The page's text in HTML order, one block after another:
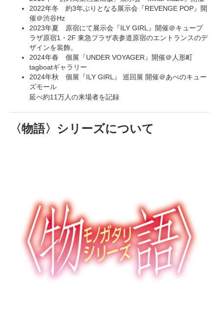
2022年冬 約3年ぶりとなる展示会『REVENGE POP』開
催＠渋谷Hz
2023年夏 原宿にて展示会『ILY GIRL』開催＠キュープ
ラザ原宿1・2F 東急プラザ表参道原宿のエントランスのデ
ザインを装飾。
2024年春 個展『UNDER VOYAGER』開催＠人形町
tagboatギャラリー
2024年秋 個展『ILY GIRL』 巡回展 開催＠あべのキュー
ズモール
延べ約11万人の来場者を記録
〈物語〉シリーズについて